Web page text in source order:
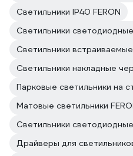
Светильники IP40 FERON
Светильники
Светильники накладные
Парковые светильники на
Матовые светильники
Светильники
Драйверы для